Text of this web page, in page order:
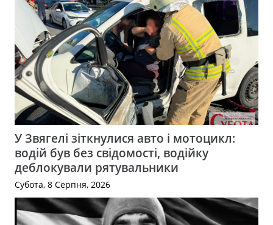
У Звягелі зіткнулися авто і мотоцикл:
водій був без свідомості, водійку
деблокували рятувальники
Субота, 8 Серпня, 2026